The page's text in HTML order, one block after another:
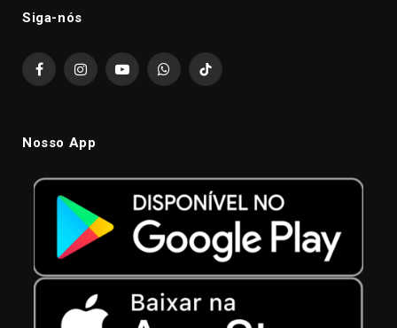
Siga-nós
FacebookInstagramYouTubeWhatsAppTikTok
Nosso App